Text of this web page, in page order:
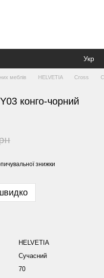
Укр
меблів HELVETIA Cross
конго-чорний
знижки
HELVETIA
Сучасний
70